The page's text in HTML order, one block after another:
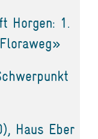
Horgen: 1.
Haus Eber